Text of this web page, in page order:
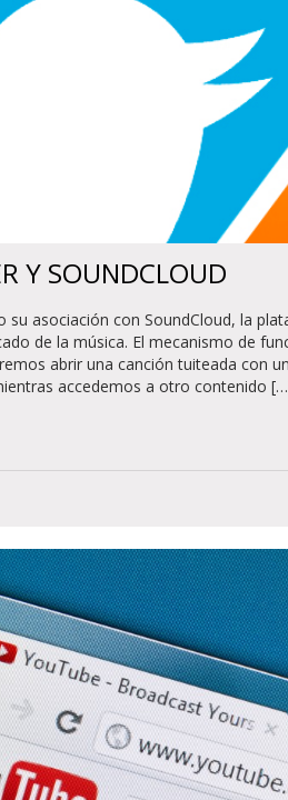
Y SOUNDCLOUD
su asociación con SoundCloud, la
de la música. El mecanismo de
abrir una canción tuiteada con
accedemos a otro contenido